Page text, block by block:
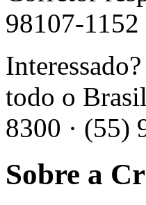
98107-1152
todo o
8300 · (55)
Sobre a